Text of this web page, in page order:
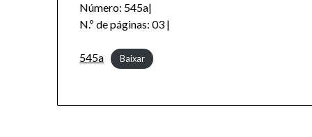
Número: 545a|
N.º de páginas: 03 |
545a Baixar